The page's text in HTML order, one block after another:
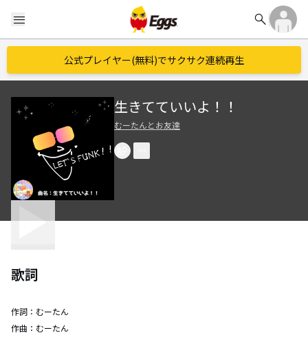
menu search
公式プレイヤー(無料)でサクサク連続再生
生きてていいよ！！
むーたんとお友達
歌詞
作詞： むーたん
作曲： むーたん